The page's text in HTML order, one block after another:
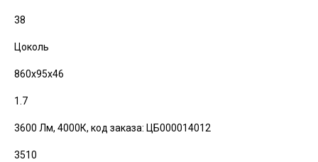
38
Цоколь
860х95х46
1.7
3600 Лм, 4000К, код заказа: ЦБ000014012
3510